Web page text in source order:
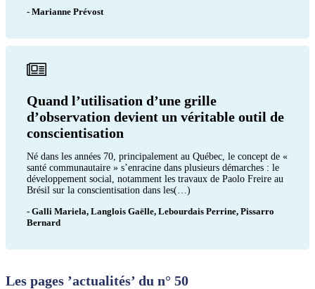
- Marianne Prévost
Quand l’utilisation d’une grille
d’observation devient un véritable outil de
conscientisation
Né dans les années 70, principalement au Québec, le concept de «
santé communautaire » s’enracine dans plusieurs démarches : le
développement social, notamment les travaux de Paolo Freire au
Brésil sur la conscientisation dans les(…)
- Galli Mariela, Langlois Gaëlle, Lebourdais Perrine, Pissarro
Bernard
Les pages ’actualités’ du n° 50